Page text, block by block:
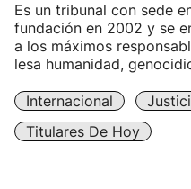
Es un tribunal con sede
fundación en 2002 y se
a los máximos
lesa humanidad,
Internacional
Titulares De Hoy